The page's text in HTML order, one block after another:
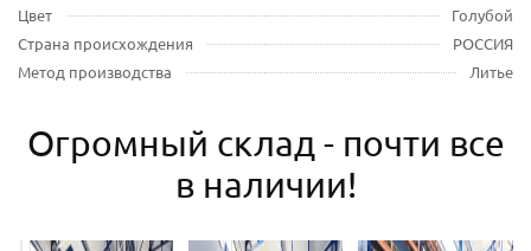
Цвет
Голубой
Страна происхождения
РОССИЯ
Метод производства
Литье
Огромный склад - почти все
в наличии!